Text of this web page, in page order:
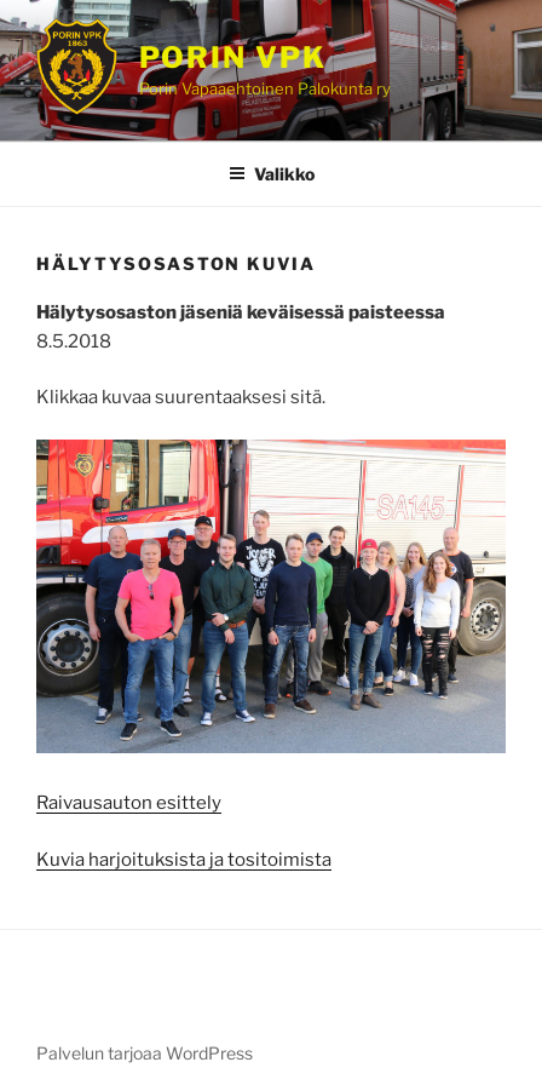
Siirry
sisältöön
PORIN VPK
Porin Vapaaehtoinen Palokunta ry
Valikko
HÄLYTYSOSASTON KUVIA
Hälytysosaston jäseniä keväisessä paisteessa
8.5.2018
Klikkaa kuvaa suurentaaksesi sitä.
Raivausauton esittely
Kuvia harjoituksista ja tositoimista
Palvelun tarjoaa WordPress